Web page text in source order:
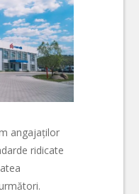
angajaților
ridicate